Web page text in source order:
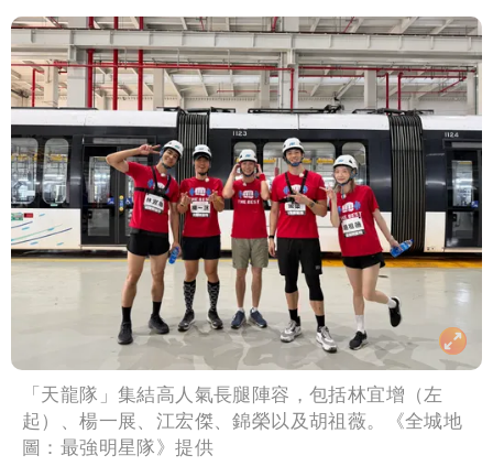
「天龍隊」集結高人氣長腿陣容，包括林宜增（左
起）、楊一展、江宏傑、錦榮以及胡祖薇。《全城地
圖：最強明星隊》提供